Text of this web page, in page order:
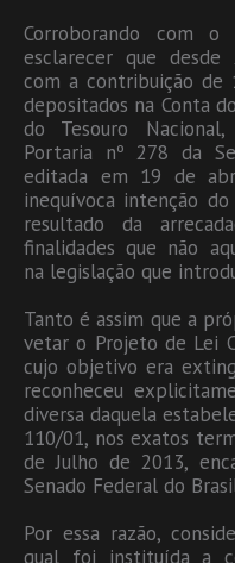
Corroborando com
esclarecer que desde
com a contribuição de
depositados na Conta
do Tesouro
Portaria nº 278 da
editada em 19 de
inequívoca intenção
resultado da
finalidades que não
na legislação que
Tanto é assim que a
vetar o Projeto de Lei
cujo objetivo era
reconheceu
diversa daquela
110/01, nos exatos
de Julho de 2013,
Senado Federal do
Por essa razão,
qual foi instituída a